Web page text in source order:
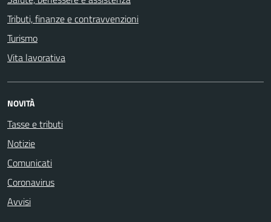
Tributi, finanze e contravvenzioni
Turismo
Vita lavorativa
NOVITÀ
Tasse e tributi
Notizie
Comunicati
Coronavirus
Avvisi